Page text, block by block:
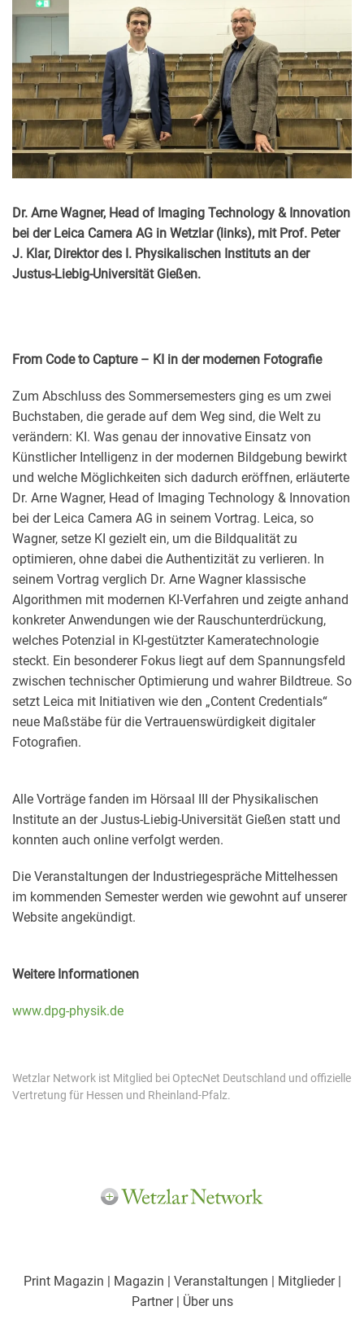
Dr. Arne Wagner, Head of Imaging Technology & Innovation
bei der Leica Camera AG in Wetzlar (links), mit Prof. Peter
J. Klar, Direktor des I. Physikalischen Instituts an der
Justus-Liebig-Universität Gießen.
From Code to Capture – KI in der modernen Fotografie
Zum Abschluss des Sommersemesters ging es um zwei
Buchstaben, die gerade auf dem Weg sind, die Welt zu
verändern: KI. Was genau der innovative Einsatz von
Künstlicher Intelligenz in der modernen Bildgebung bewirkt
und welche Möglichkeiten sich dadurch eröffnen, erläuterte
Dr. Arne Wagner, Head of Imaging Technology & Innovation
bei der Leica Camera AG in seinem Vortrag. Leica, so
Wagner, setze KI gezielt ein, um die Bildqualität zu
optimieren, ohne dabei die Authentizität zu verlieren. In
seinem Vortrag verglich Dr. Arne Wagner klassische
Algorithmen mit modernen KI-Verfahren und zeigte anhand
konkreter Anwendungen wie der Rauschunterdrückung,
welches Potenzial in KI-gestützter Kameratechnologie
steckt. Ein besonderer Fokus liegt auf dem Spannungsfeld
zwischen technischer Optimierung und wahrer Bildtreue. So
setzt Leica mit Initiativen wie den „Content Credentials“
neue Maßstäbe für die Vertrauenswürdigkeit digitaler
Fotografien.
Alle Vorträge fanden im Hörsaal III der Physikalischen
Institute an der Justus-Liebig-Universität Gießen statt und
konnten auch online verfolgt werden.
Die Veranstaltungen der Industriegespräche Mittelhessen
im kommenden Semester werden wie gewohnt auf unserer
Website angekündigt.
Weitere Informationen
www.dpg-physik.de
Wetzlar Network ist Mitglied bei OptecNet Deutschland und offizielle
Vertretung für Hessen und Rheinland-Pfalz.
Print Magazin | Magazin | Veranstaltungen | Mitglieder|
Partner| Über uns